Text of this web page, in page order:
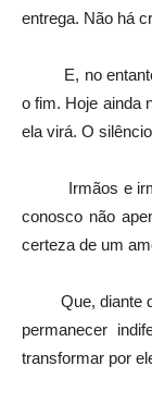
entrega. Não há
E, no entanto,
o fim. Hoje ainda
ela virá. O
Irmãos e
conosco não
certeza de um
Que, diante da
permanecer
transformar por